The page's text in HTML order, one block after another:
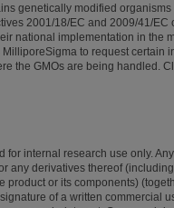
genetically modified organisms
2001/18/EC and 2009/41/
national implementation in the
to request certain
the GMOs are being handled.
for internal research use only.
any derivatives thereof
product or its components)
of a written commercial